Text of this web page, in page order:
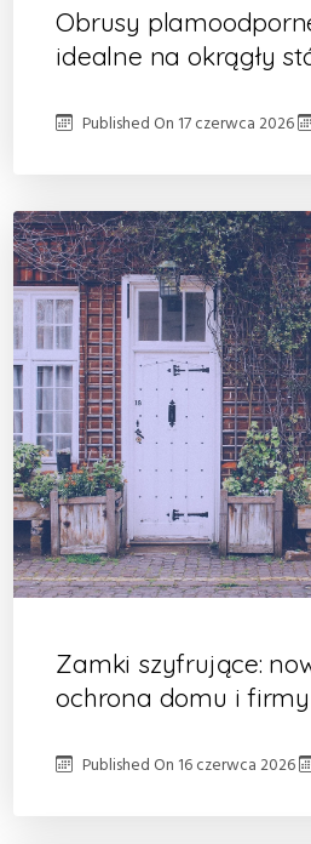
Obrusy
idealne na okrągły
Published On 17 czerwca 2026
Zamki szyfrujące:
ochrona domu i firmy
Published On 16 czerwca 2026